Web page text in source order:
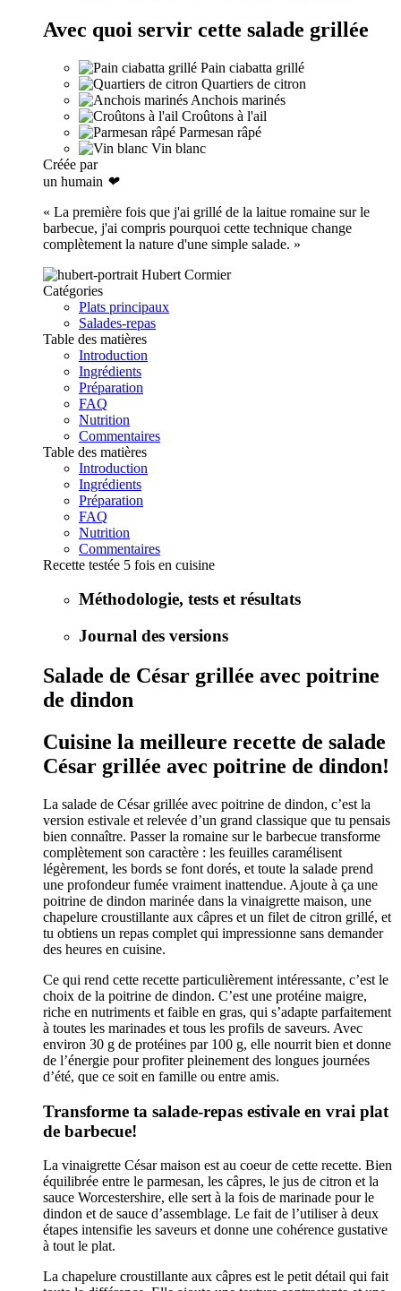
Avec quoi servir cette salade grillée
Pain ciabatta grillé
Quartiers de citron
Anchois marinés
Croûtons à l'ail
Parmesan râpé
Vin blanc
Créée par
un humain ❤
« La première fois que j'ai grillé de la laitue romaine sur le
barbecue, j'ai compris pourquoi cette technique change
complètement la nature d'une simple salade. »
Hubert Cormier
Catégories
Plats principaux
Salades-repas
Table des matières
Introduction
Ingrédients
Préparation
FAQ
Nutrition
Commentaires
Table des matières
Introduction
Ingrédients
Préparation
FAQ
Nutrition
Commentaires
Recette testée 5 fois en cuisine
Méthodologie, tests et résultats
Journal des versions
Salade de César grillée avec poitrine
de dindon
Cuisine la meilleure recette de salade
César grillée avec poitrine de dindon!
La salade de César grillée avec poitrine de dindon, c’est la
version estivale et relevée d’un grand classique que tu pensais
bien connaître. Passer la romaine sur le barbecue transforme
complètement son caractère : les feuilles caramélisent
légèrement, les bords se font dorés, et toute la salade prend
une profondeur fumée vraiment inattendue. Ajoute à ça une
poitrine de dindon marinée dans la vinaigrette maison, une
chapelure croustillante aux câpres et un filet de citron grillé, et
tu obtiens un repas complet qui impressionne sans demander
des heures en cuisine.
Ce qui rend cette recette particulièrement intéressante, c’est le
choix de la poitrine de dindon. C’est une protéine maigre,
riche en nutriments et faible en gras, qui s’adapte parfaitement
à toutes les marinades et tous les profils de saveurs. Avec
environ 30 g de protéines par 100 g, elle nourrit bien et donne
de l’énergie pour profiter pleinement des longues journées
d’été, que ce soit en famille ou entre amis.
Transforme ta salade-repas estivale en vrai plat
de barbecue!
La vinaigrette César maison est au coeur de cette recette. Bien
équilibrée entre le parmesan, les câpres, le jus de citron et la
sauce Worcestershire, elle sert à la fois de marinade pour le
dindon et de sauce d’assemblage. Le fait de l’utiliser à deux
étapes intensifie les saveurs et donne une cohérence gustative
à tout le plat.
La chapelure croustillante aux câpres est le petit détail qui fait